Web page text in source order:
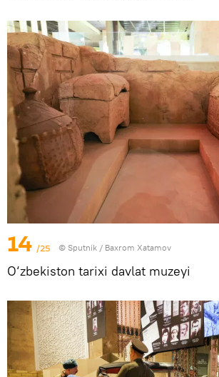
14 /25 © Sputnik / Baxrom Xatamov
O‘zbekiston tarixi davlat muzeyi